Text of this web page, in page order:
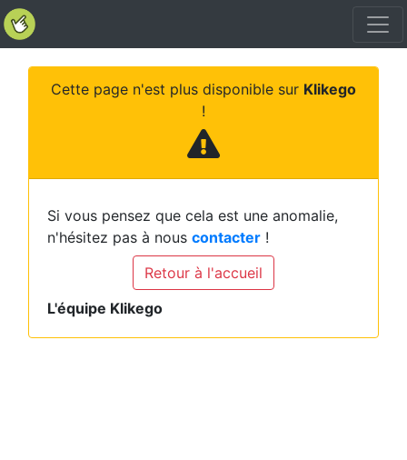
Cette page n'est plus disponible sur Klikego
!
Si vous pensez que cela est une anomalie,
n'hésitez pas à nous contacter !
Retour à l'accueil
L'équipe Klikego